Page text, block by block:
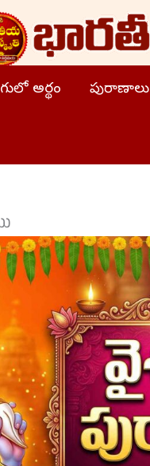
అర్థం పురాణాలు